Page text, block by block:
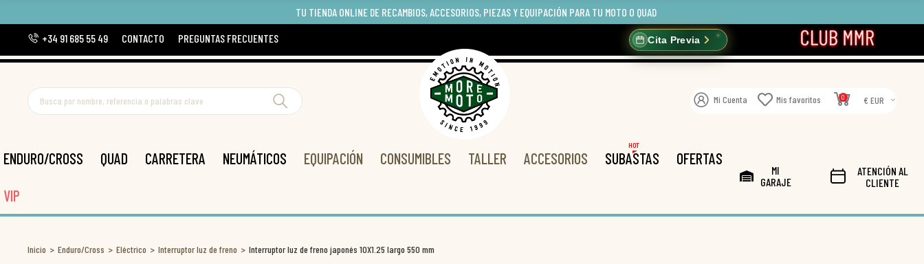
TU TIENDA ONLINE DE RECAMBIOS, ACCESORIOS, PIEZAS Y EQUIPACIÓN PARA TU MOTO O QUAD
+34 91 685 55 49
CONTACTO PREGUNTAS FRECUENTES Cita Previa
Mi Cuenta Mis favoritos 0 € EUR
ENDURO/CROSS QUAD CARRETERA NEUMÁTICOS EQUIPACIÓN CONSUMIBLES TALLER ACCESORIOS SUBASTAS
HOT
OFERTAS
VIP
MI
GARAJE
ATENCIÓN AL
CLIENTE
Inicio Enduro/Cross Eléctrico Interruptor luz de freno Interruptor luz de freno japonés 10X1.25 largo 550 mm